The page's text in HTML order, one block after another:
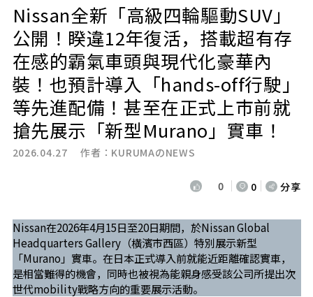
Nissan全新「高級四輪驅動SUV」
公開！睽違12年復活，搭載超有存
在感的霸氣車頭與現代化豪華內
裝！也預計導入「hands-off行駛」
等先進配備！甚至在正式上市前就
搶先展示「新型Murano」實車！
2026.04.27 作者： KURUMAのNEWS
0 0 分享
Nissan在2026年4月15日至20日期間，於Nissan Global
Headquarters Gallery（橫濱市西區）特別展示新型
「Murano」實車。在日本正式導入前就能近距離確認實車，
是相當難得的機會，同時也被視為能親身感受該公司所提出次
世代mobility戰略方向的重要展示活動。